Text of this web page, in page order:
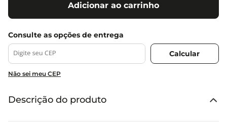
Adicionar ao carrinho
Não sei meu CEP
Descrição do produto